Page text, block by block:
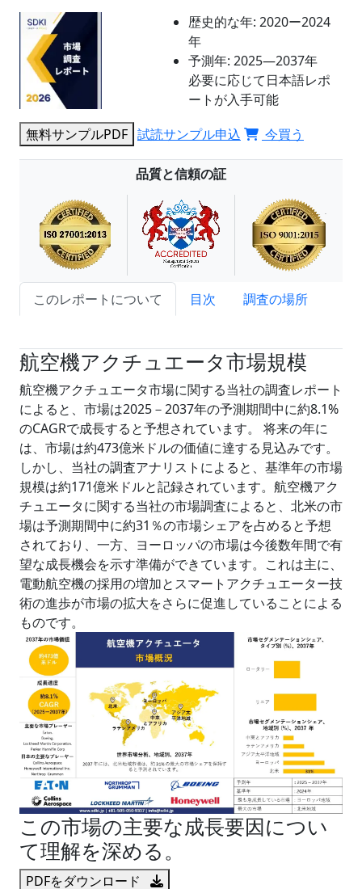
歴史的な年: 2020ー2024
年
予測年: 2025―2037年
必要に応じて日本語レポ
ートが入手可能
無料サンプルPDF 試読サンプル申込 今買う
品質と信頼の証
このレポートについて 目次
調査の場所
航空機アクチュエータ市場規模
航空機アクチュエータ市場に関する当社の調査レポート
によると、市場は2025－2037年の予測期間中に約8.1%
のCAGRで成長すると予想されています。 将来の年に
は、市場は約473億米ドルの価値に達する見込みです。
しかし、当社の調査アナリストによると、基準年の市場
規模は約171億米ドルと記録されています。航空機アク
チュエータに関する当社の市場調査によると、北米の市
場は予測期間中に約31％の市場シェアを占めると予想
されており、一方、ヨーロッパの市場は今後数年間で有
望な成長機会を示す準備ができています。これは主に、
電動航空機の採用の増加とスマートアクチュエーター技
術の進歩が市場の拡大をさらに促進していることによる
ものです。
この市場の主要な成長要因につい
て理解を深める。
PDFをダウンロード